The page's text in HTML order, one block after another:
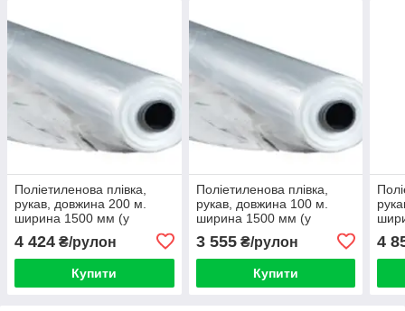
Поліетиленова плівка,
рукав, довжина 200 м.
ширина 1500 мм (у
розвороті 3000) товщина
50 мкм
4 424 ₴/рулон
Купити
Поліетиленова плівка,
рукав, довжина 100 м.
ширина 1500 мм (у
розвороті 3000) товщина
80 мкм
3 555₴/рулон
Купити
80
4